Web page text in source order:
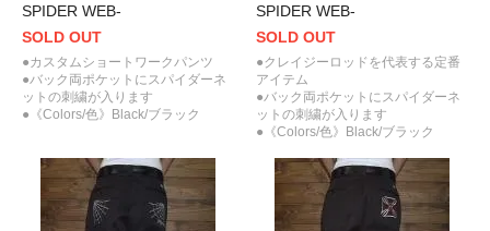
SPIDER WEB-
SOLD OUT
●カスタムショートワークパンツ
●バック両ポケットにスパイダーネ
ットの刺繍が入ります
●《Colors/色》Black/ブラック
SPIDER WEB-
SOLD OUT
●クレイジーロッドを代表する定番
アイテム
●バック両ポケットにスパイダーネ
ットの刺繍が入ります
●《Colors/色》Black/ブラック